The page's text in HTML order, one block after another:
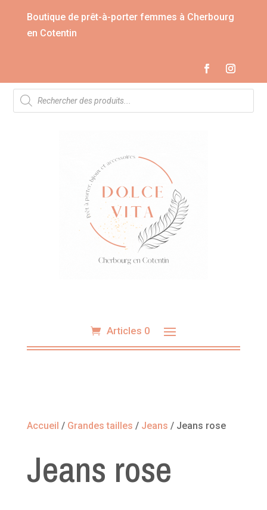
Boutique de prêt-à-porter femmes à Cherbourg
en Cotentin
Recherche
de
produits
Articles 0
Accueil / Grandes tailles / Jeans / Jeans rose
Jeans rose